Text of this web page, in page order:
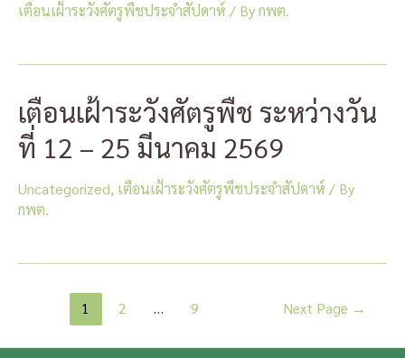
เตือนเฝ้าระวังศัตรูพืชประจำสัปดาห์ / Byกพต.
เตือนเฝ้าระวังศัตรูพืช ระหว่างวัน
ที่ 12 – 25 มีนาคม 2569
Uncategorized, เตือนเฝ้าระวังศัตรูพืชประจำสัปดาห์ / By
กพต.
1 2 … 9 Next Page →